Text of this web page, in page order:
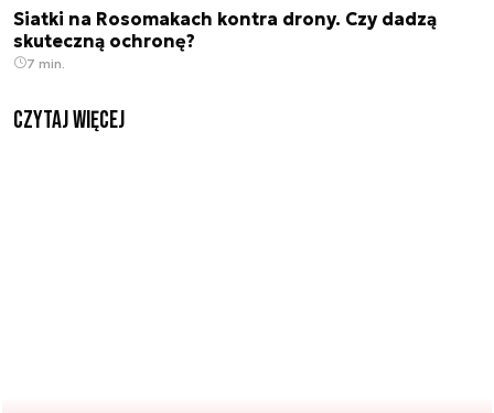
Siatki na Rosomakach kontra drony. Czy dadzą
skuteczną ochronę?
7 min.
czytaj więcej